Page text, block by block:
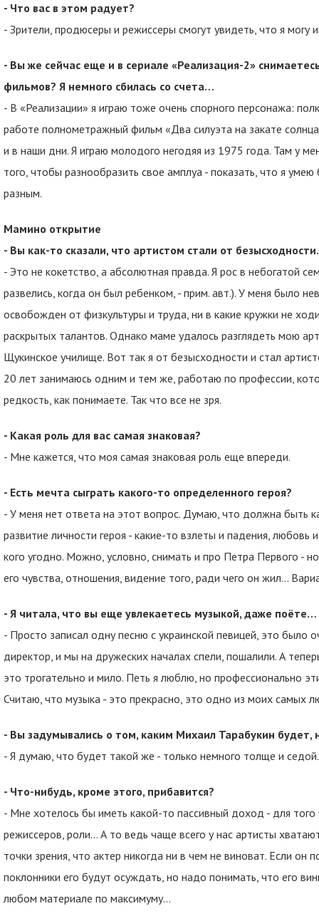
- Что вас в этом радует?
- Зрители, продюсеры и режиссеры смогут увидеть, что я могу
- Вы же сейчас еще и в сериале «Реализация-2»
фильмов? Я немного сбилась со счета…
- В «Реализации» я играю тоже очень спорного персонажа:
работе полнометражный фильм «Два силуэта на закате
и в наши дни. Я играю молодого негодяя из 1975 года. Там у
того, чтобы разнообразить свое амплуа - показать, что я
разным.
Мамино открытие
- Вы как-то сказали, что артистом стали от
- Это не кокетство, а абсолютная правда. Я рос в небогатой
развелись, когда он был ребенком, - прим. авт.). У меня было
освобожден от физкультуры и труда, ни в какие кружки не
раскрытых талантов. Однако маме удалось разглядеть мою
Щукинское училище. Вот так я от безысходности и стал
20 лет занимаюсь одним и тем же, работаю по профессии,
редкость, как понимаете. Так что все не зря.
- Какая роль для вас самая знаковая?
- Мне кажется, что моя самая знаковая роль еще впереди.
- Есть мечта сыграть какого-то определенного героя?
- У меня нет ответа на этот вопрос. Думаю, что должна быть
развитие личности героя - какие-то взлеты и падения,
кого угодно. Можно, условно, снимать и про Петра Первого -
его чувства, отношения, видение того, ради чего он жил…
- Я читала, что вы еще увлекаетесь музыкой, даже поёте…
- Просто записал одну песню с украинской певицей, это
директор, и мы на дружеских началах спели, пошалили. А
это трогательно и мило. Петь я люблю, но профессионально
Считаю, что музыка - это прекрасно, это одно из моих самых
- Вы задумывались о том, каким Михаил Тарабукин будет,
- Я думаю, что будет такой же - только немного толще и седой.
- Что-нибудь, кроме этого, прибавится?
- Мне хотелось бы иметь какой-то пассивный доход - для
режиссеров, роли... А то ведь чаще всего у нас артисты
точки зрения, что актер никогда ни в чем не виноват. Если он
поклонники его будут осуждать, но надо понимать, что его
любом материале по максимуму…